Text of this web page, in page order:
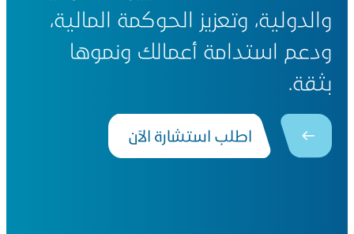
والدولية، وتعزيز الحوكمة المالية،
ودعم استدامة أعمالك ونموها
بثقة.
اطلب استشارة الآن